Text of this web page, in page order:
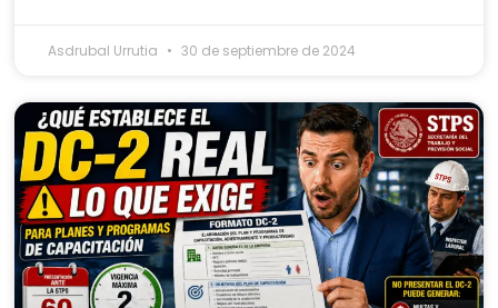
Asdrubal Urrutia 30 de septiembre de 2024